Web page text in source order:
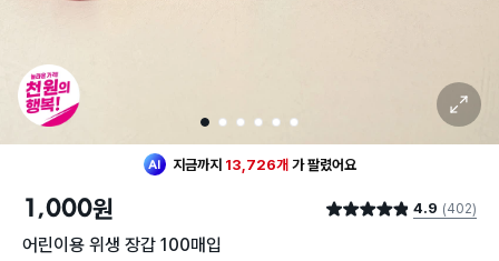
1 2 3 4 5 6
확대 보기
지금까지 13,726개 가팔렸어요
1,000원 별점 4.9점 4.9 (402)
어린이용 위생 장갑 100매입